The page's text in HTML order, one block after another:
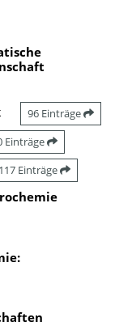
96 Einträge
Einträge
117 Einträge